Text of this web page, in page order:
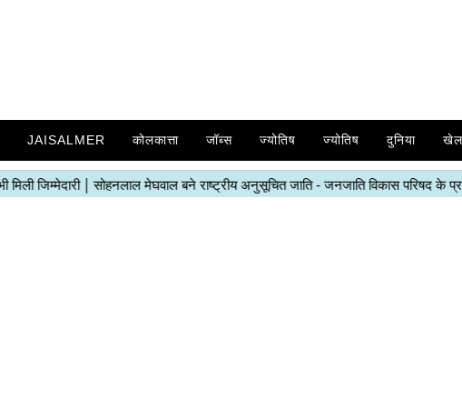
JAISALMER कोलकात्ता जॉब्स ज्योतिष ज्योतिष दुनिया खेल